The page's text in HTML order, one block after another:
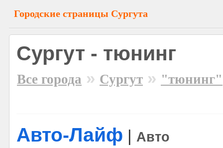
Городские страницы Сургута
Сургут - тюнинг
Все города » Сургут » "тюнинг"
Авто-Лайф Авто